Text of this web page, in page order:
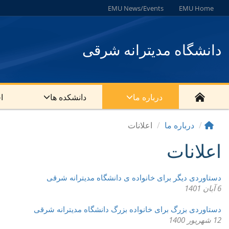
EMU Home
EMU News/Events
دانشگاه مدیترانه شرقی
درباره ما دانشکده ها
درباره ما اعلانات
اعلانات
دستاوردی دیگر برای خانواده ی دانشگاه مدیترانه شرقی
6 آبان 1401
دستاوردی بزرگ برای خانواده بزرگ دانشگاه مدیترانه شرقی
12 شهریور 1400